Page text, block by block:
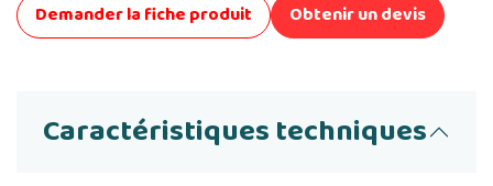
Demander la fiche produit Obtenir un devis
Caractéristiques techniques